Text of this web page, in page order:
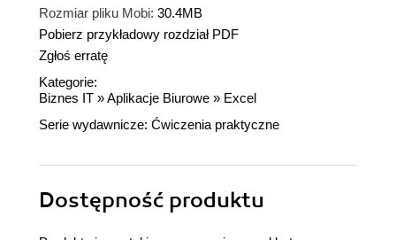
Rozmiar pliku Mobi: 30.4MB
Pobierz przykładowy rozdział PDF
Zgłoś erratę
Kategorie:
Biznes IT »Aplikacje Biurowe » Excel
Serie wydawnicze: Ćwiczenia praktyczne
Dostępność produktu